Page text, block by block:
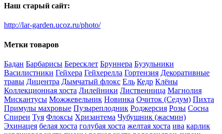
Наш старый сайт:
http://lar-garden.ucoz.ru/photo/
Метки товаров
Бадан Барбарисы Бересклет Бруннера Бузульники
Василистники Гейхера Гейхерелла Гортензия Декоративные
травы Дицентра Дымчатый флокс Ель Кедр Клёны
Коллекционная хоста Лилейники Лиственница Магнолия
Мискантусы Можжевельник Новинка Очиток (Седум) Пихта
Примулы махровые Пузыреплодник Роджерсия Розы Сосна
Спиреи Туя Флоксы Хризантема Чубушник (жасмин)
Эхинацея белая хоста голубая хоста желтая хоста ива карлик